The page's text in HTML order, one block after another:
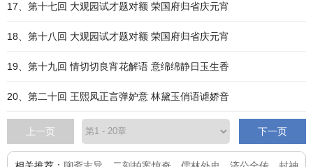
17、第十七回 大观园试才题对额 荣国府归省庆元宵
18、第十八回 大观园试才题对额 荣国府归省庆元宵
19、第十九回 情切切良宵花解语 意绵绵静日玉生香
20、第二十回 王熙凤正言弹妒意 林黛玉俏语谑娇音
上一页 下一页